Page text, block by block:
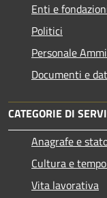
Enti e
Politici
Personale
Documenti e
CATEGORIE DI
Anagrafe e
Cultura e
Vita lavorativa